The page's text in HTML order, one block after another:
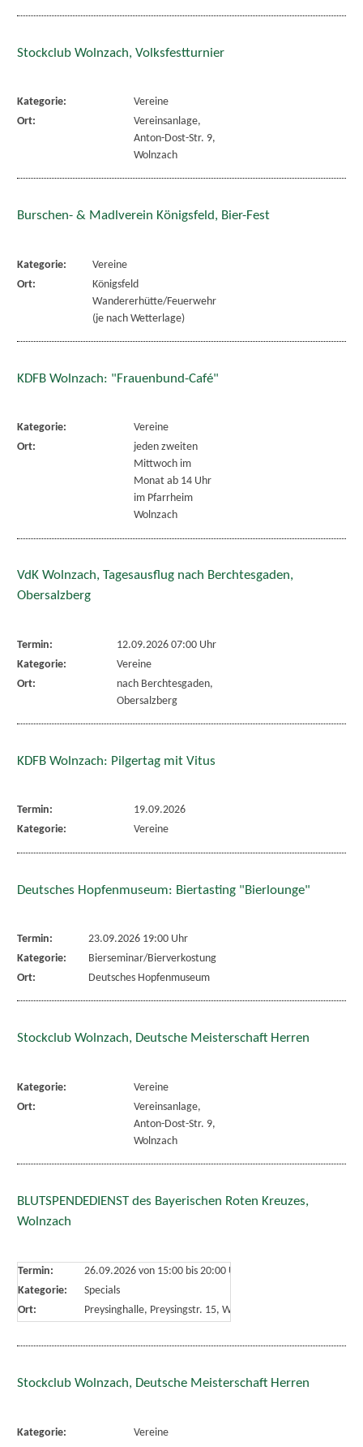
Stockclub Wolnzach, Volksfestturnier
Kategorie:
Vereine
Ort:
Vereinsanlage,
Anton-Dost-Str. 9,
Wolnzach
Burschen- & Madlverein Königsfeld, Bier-Fest
Kategorie:
Vereine
Ort:
Königsfeld
Wandererhütte/Feuerwehr
(je nach Wetterlage)
KDFB Wolnzach: "Frauenbund-Café"
Kategorie:
Vereine
Ort:
jeden zweiten
Mittwoch im
Monat ab 14 Uhr
im Pfarrheim
Wolnzach
VdK Wolnzach, Tagesausflug nach Berchtesgaden,
Obersalzberg
Termin:
12.09.2026 07:00 Uhr
Kategorie:
Vereine
Ort:
nach Berchtesgaden,
Obersalzberg
KDFB Wolnzach: Pilgertag mit Vitus
Termin:
19.09.2026
Kategorie:
Vereine
Deutsches Hopfenmuseum: Biertasting "Bierlounge"
Termin:
23.09.2026 19:00 Uhr
Kategorie:
Bierseminar/Bierverkostung
Ort:
Deutsches Hopfenmuseum
Stockclub Wolnzach, Deutsche Meisterschaft Herren
Kategorie:
Vereine
Ort:
Vereinsanlage,
Anton-Dost-Str. 9,
Wolnzach
BLUTSPENDEDIENST des Bayerischen Roten Kreuzes,
Wolnzach
Termin: 26.09.2026 von 15:00bis 20:00 Uhr
Kategorie:
Specials
Ort:
Preysinghalle, Preysingstr. 15, Wolnzach
Stockclub Wolnzach, Deutsche Meisterschaft Herren
Kategorie:
Vereine